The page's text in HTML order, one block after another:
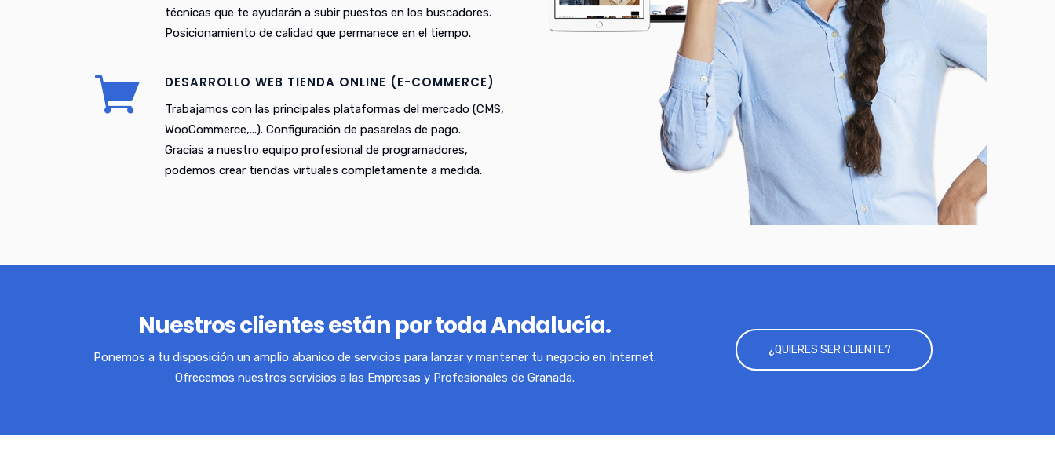
técnicas que te ayudarán a subir puestos en los buscadores.
Posicionamiento de calidad que permanece en el tiempo.
DESARROLLO WEB TIENDA ONLINE (E-COMMERCE)
Trabajamos con las principales plataformas del mercado (CMS,
WooCommerce,...). Configuración de pasarelas de pago.
Gracias a nuestro equipo profesional de programadores,
podemos crear tiendas virtuales completamente a medida.
Nuestros clientes están por toda Andalucía.
Ponemos a tu disposición un amplio abanico de servicios para lanzar y mantener tu negocio en Internet.
Ofrecemos nuestros servicios a las Empresas y Profesionales de Granada.
¿QUIERES SER CLIENTE?